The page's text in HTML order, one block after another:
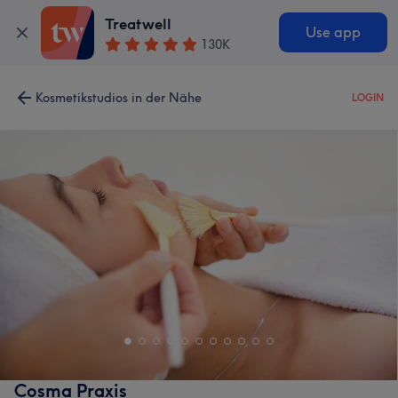
Treatwell
130K
Use app
Kosmetikstudios in der Nähe LOGIN
Cosma Praxis